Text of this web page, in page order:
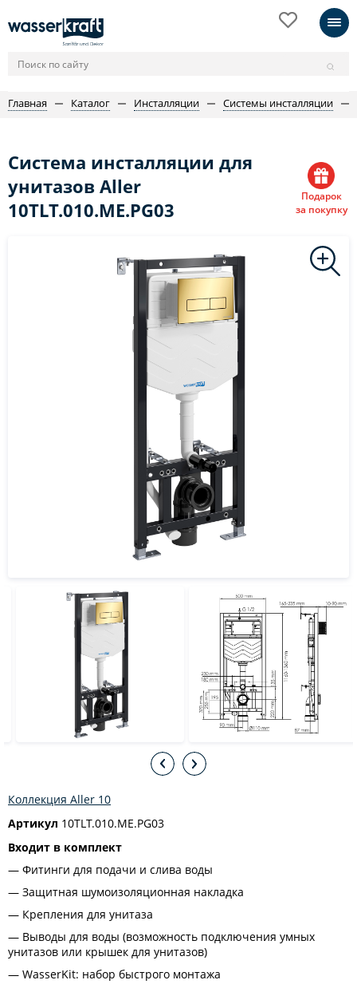
Главная Каталог Инсталляции Системы инсталляции
Система инсталляции для
унитазов Aller
10TLT.010.ME.PG03
Подарок
за покупку
Коллекция Aller 10
Артикул 10TLT.010.ME.PG03
Входит в комплект
Фитинги для подачи и слива воды
Защитная шумоизоляционная накладка
Крепления для унитаза
Выводы для воды (возможность подключения умных
унитазов или крышек для унитазов)
WasserKit: набор быстрого монтажа